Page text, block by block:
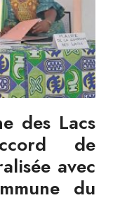
des Lacs
de
avec
du